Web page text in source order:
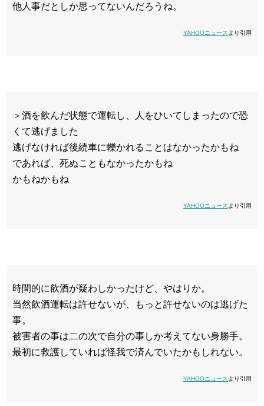
他人事だとしか思ってないんだろうね。
YAHOOニュース より引用
＞酒を飲んだ状態で運転し、人をひいてしまったので恐
くて逃げました
逃げなければ後続車に轢かれることはなかったかもね
であれば、死ぬこともなかったかもね
かもねかもね
YAHOOニュース より引用
時間的に飲酒が疑わしかったけど、やはりか。
当然飲酒運転は許せないが、もっと許せないのは逃げた
事。
被害者の事は二の次で自分の事しか考えてない身勝手。
最初に救護していれば怪我で済んでいたかもしれない。
YAHOOニュース より引用